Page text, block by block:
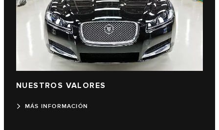
NUESTROS VALORES
MÁS INFORMACIÓN